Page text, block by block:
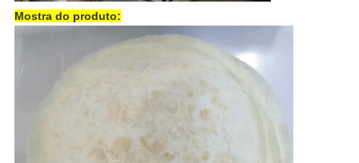
Mostra do produto: